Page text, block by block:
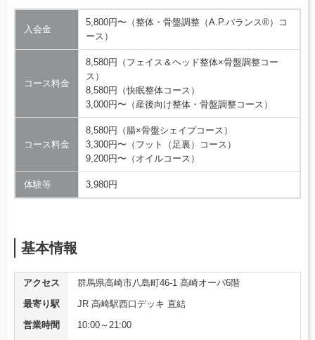
入会金
5,800円〜（整体・骨盤調整（A.P.バランス®）コ
ース）
コース料金
8,580円（フェイス＆ヘッド整体×骨盤調整コー
ス）
8,580円（快眠整体コース）
3,000円〜（産後向け整体・骨盤調整コース）
コース料金
8,580円（腸×骨盤シェイプコース）
3,300円〜（フット（足裏）コース）
9,200円〜（オイルコース）
体験等 3,980円
基本情報
アクセス
群馬県高崎市八島町46-1 高崎オーパ6階
最寄り駅
JR 高崎駅西口デッキ 直結
営業時間
10:00～21:00